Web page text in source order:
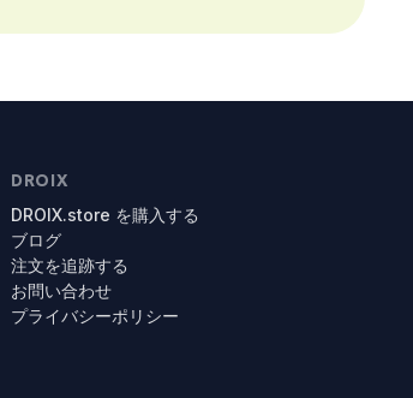
DROIX
DROIX.store を購入する
ブログ
注文を追跡する
お問い合わせ
プライバシーポリシー